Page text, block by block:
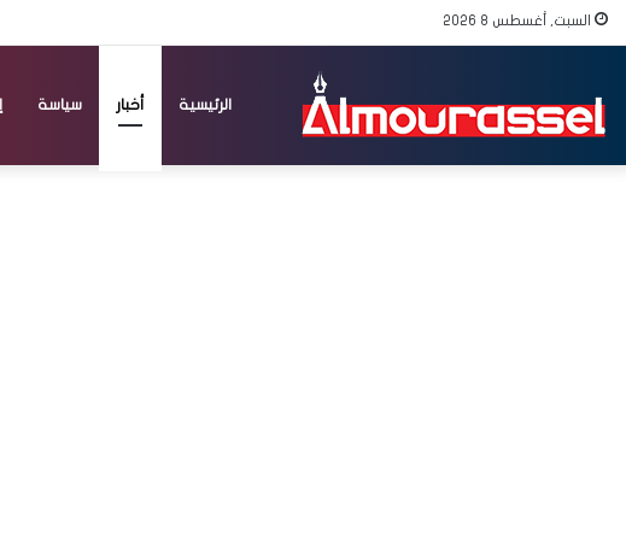
السبت, أغسطس 8 2026
الرئيسية أخبار سياسة